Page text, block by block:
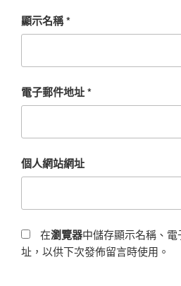
顯示名稱*
電子郵件地址*
個人網站網址
在瀏覽器中儲存顯示名稱、
址，以供下次發佈留言時使用。